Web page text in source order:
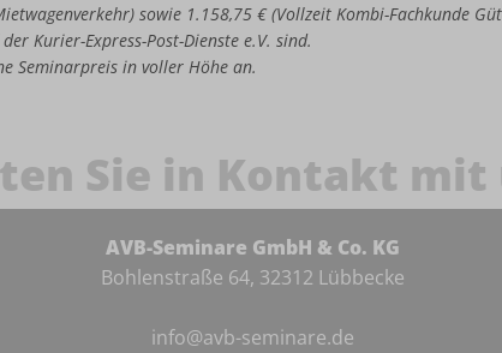
sowie 1.158,75 € (Vollzeit Kombi-Fachkunde
Kurier-Express-Post-Dienste e.V. sind.
Seminarpreis in voller Höhe an.
Sie in Kontakt mit
AVB-Seminare GmbH & Co. KG
Bohlenstraße 64, 32312 Lübbecke
info@avb-seminare.de